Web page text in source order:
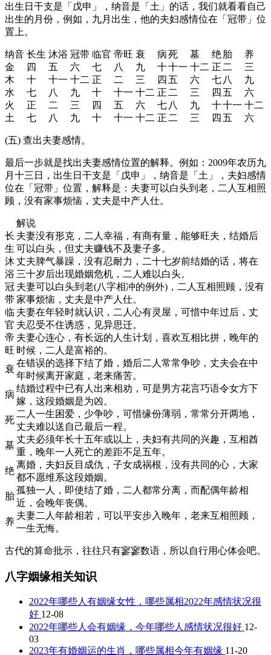
出生日干支是「戊申」，纳音是「土」的话，我们就看看自己
出生的月份，例如，九月出生，他的夫妇感情位在「冠带」位
置上。
纳音 长生 沐浴 冠带 临官 帝旺 衰 病死 墓 绝 胎
养
金
四 五 六 七 八 九 十十一 十二 正 二
三
木
十 十一 十二 正 二 三 四 五 六 七 八
九
水
七 八 九 十 十一 十二 正 二 三 四 五
六
火
正 二 三 四 五 六 七 八 九 十十一 十二
土
七 八 九 十 十一 十二 正 二 三 四 五 六
(五) 查出夫妻感情。
最后一步就是找出夫妻感情位置的解释。例如：2009年农历九
月十三日，出生日干支是「戊申」，纳音是「土」，夫妇感情
位在「冠带」位置，解释是：夫妻可以白头到老，二人互相照
顾，没有家事烦恼，丈夫是中产人仕。
解说
长
生
夫妻没有形克，二人幸福，有商有量，能够旺夫，结婚后
可以白头，但丈夫赚钱不及妻子多。
沐
浴
丈夫脾气暴躁，没有忍耐力，二十七岁前结婚的话，将在
三十岁后出现婚姻危机，二人难以白头。
冠
带
夫妻可以白头到老(八字相冲的例外)，二人互相照顾，没有
家事烦恼，丈夫是中产人仕。
临
官
夫妻在年轻时就认识，二人心有灵屋，可惜中年过后，丈
夫忍受不住诱惑，见异思迁。
帝
旺
夫妻心连心，有长远的人生计划，喜欢互相比拼，晚年的
时候，二人是富裕的。
衰
在错误的选择下结了婚，婚后二人常常争吵，丈夫会在中
年时候离开家庭，老来痛苦。
病
结婚过程中已有人出来相劝，可是男方花言巧语令女方下
嫁，这段婚姻是为凶。
死
二人一生困爱，少争吵，可惜缘份薄弱，常常分开两地，
丈夫难以送自己最后一程。
墓
丈夫必须年长十五年或以上，夫妇有共同的兴趣，互相酋
重，晚年一人死亡的差距不足五年。
绝
离婚，夫妇反目成仇，子女成祸根，没有共同的心，大家
都不愿维系这段婚姻。
胎
孤独一人，即使结了婚，二人都常分离，而配偶年龄相
近，会晚年丧偶。
养
夫妻二人年龄相若，可以平安步入晚年，老来互相照顾，
一生无悔。
古代的算命批示，往往只有寥寥数语，所以自行用心体会吧。
八字姻缘相关知识
2022年哪些人有姻缘女性，哪些属相2022年感情状况很
好 12-08
2022年哪些人会有姻缘，今年哪些人感情状况很好 12-
03
2023年有婚姻运的生肖，哪些属相今年有姻缘 11-20